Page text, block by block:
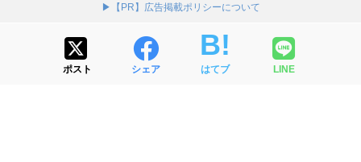
▶【PR】広告掲載ポリシーについて
ポスト シェア はてブ LINE